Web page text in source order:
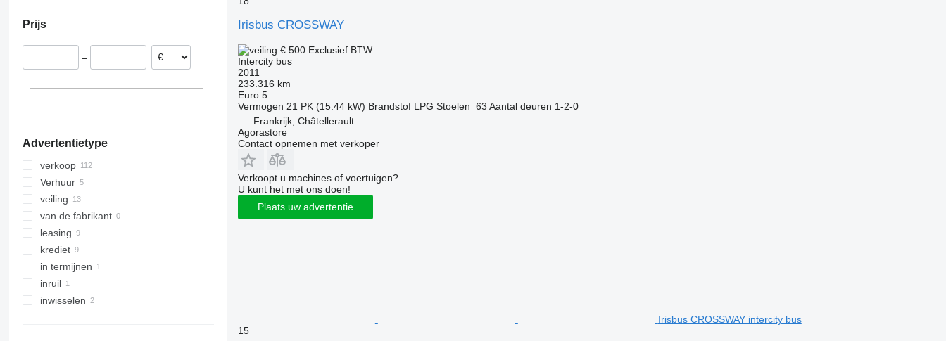
Duitsland
Slowakije
Prijs
–
Advertentietype
verkoop
Verhuur
veiling
van de fabrikant
leasing
krediet
in termijnen
inruil
inwisselen
Irisbus CROSSWAY
€ 500 Exclusief BTW
Intercity bus
2011
233.316 km
Euro 5
Vermogen 21 PK (15.44 kW) Brandstof LPG Stoelen 63 Aantal deuren 1-2-0
Frankrijk, Châtellerault
Agorastore
Contact opnemen met verkoper
Verkoopt u machines of voertuigen?
U kunt het met ons doen!
Plaats uw advertentie
Irisbus CROSSWAY intercity bus
15